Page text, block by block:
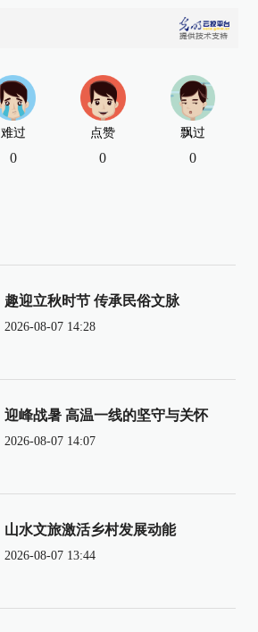
难过
0
点赞
0
飘过
0
趣迎立秋时节 传承民俗文脉
2026-08-07 14:28
迎峰战暑 高温一线的坚守与关怀
2026-08-07 14:07
山水文旅激活乡村发展动能
2026-08-07 13:44